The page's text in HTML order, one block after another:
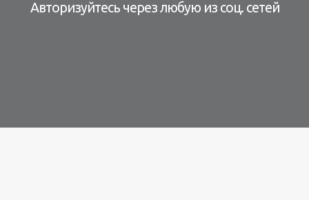
Авторизуйтесь через любую из соц. сетей